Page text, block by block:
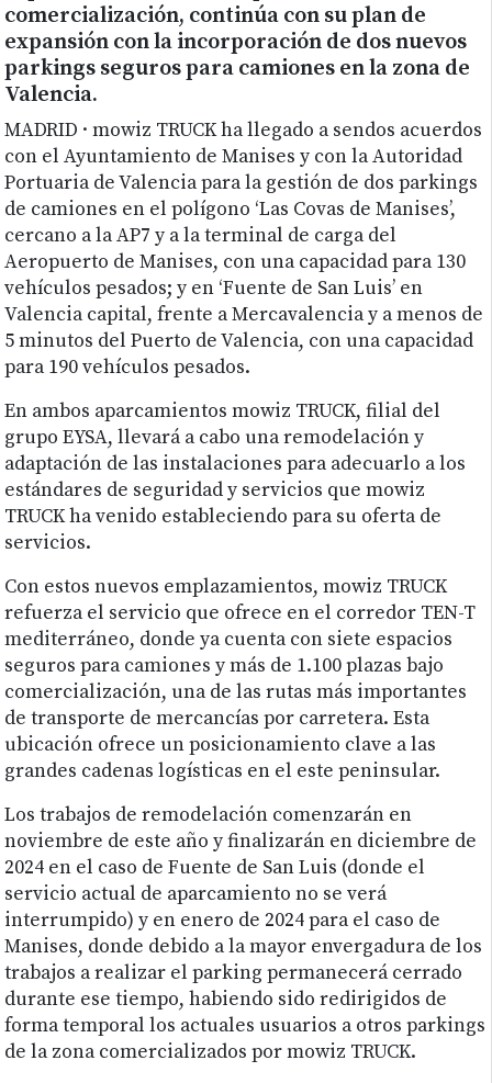
comercialización, continúa con su plan de
expansión con la incorporación de dos nuevos
parkings seguros para camiones en la zona de
Valencia.
MADRID · mowiz TRUCK ha llegado a sendos acuerdos
con el Ayuntamiento de Manises y con la Autoridad
Portuaria de Valencia para la gestión de dos parkings
de camiones en el polígono ‘Las Covas de Manises’,
cercano a la AP7 y a la terminal de carga del
Aeropuerto de Manises, con una capacidad para 130
vehículos pesados; y en ‘Fuente de San Luis’ en
Valencia capital, frente a Mercavalencia y a menos de
5 minutos del Puerto de Valencia, con una capacidad
para 190 vehículos pesados.
En ambos aparcamientos mowiz TRUCK, filial del
grupo EYSA, llevará a cabo una remodelación y
adaptación de las instalaciones para adecuarlo a los
estándares de seguridad y servicios que mowiz
TRUCK ha venido estableciendo para su oferta de
servicios.
Con estos nuevos emplazamientos, mowiz TRUCK
refuerza el servicio que ofrece en el corredor TEN-T
mediterráneo, donde ya cuenta con siete espacios
seguros para camiones y más de 1.100 plazas bajo
comercialización, una de las rutas más importantes
de transporte de mercancías por carretera. Esta
ubicación ofrece un posicionamiento clave a las
grandes cadenas logísticas en el este peninsular.
Los trabajos de remodelación comenzarán en
noviembre de este año y finalizarán en diciembre de
2024 en el caso de Fuente de San Luis (donde el
servicio actual de aparcamiento no se verá
interrumpido) y en enero de 2024 para el caso de
Manises, donde debido a la mayor envergadura de los
trabajos a realizar el parking permanecerá cerrado
durante ese tiempo, habiendo sido redirigidos de
forma temporal los actuales usuarios a otros parkings
de la zona comercializados por mowiz TRUCK.